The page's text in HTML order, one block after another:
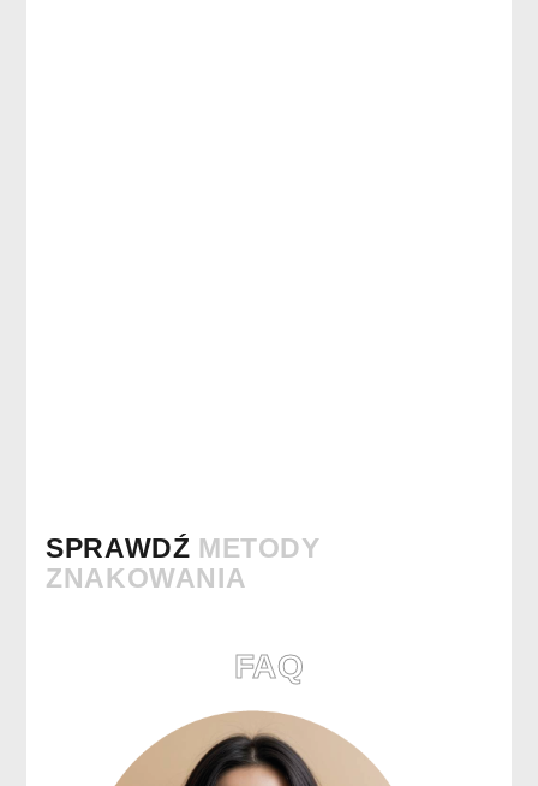
SPRAWDŹ METODY
ZNAKOWANIA
FAQ